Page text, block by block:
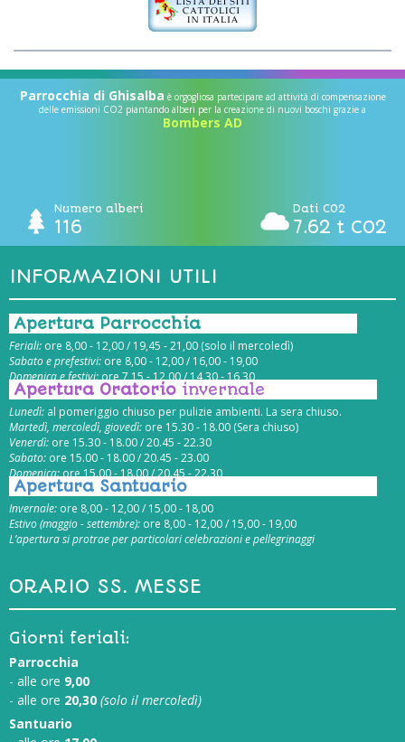
Parrocchia di Ghisalba è orgogliosa partecipare ad attività di compensazione
delle emissioni CO2 piantando alberi per la creazione di nuovi boschi grazie a
Bombers AD
Numero alberi
116
Dati CO2
7.62 t CO2
INFORMAZIONI UTILI
Apertura Parrocchia
Feriali: ore 8,00 - 12,00 / 19,45 - 21,00 (solo il mercoledì)
Sabato e prefestivi: ore 8,00 - 12,00 / 16,00 - 19,00
Domenica e festivi:ore 7,15 - 12,00 / 14,30 - 16,30
Apertura Oratorio invernale
Lunedì: al pomeriggio chiuso per pulizie ambienti. La sera chiuso.
Martedì, mercoledì, giovedì: ore 15.30 - 18.00 (Sera chiuso)
Venerdì: ore 15.30 - 18.00 / 20.45 - 22.30
Sabato: ore 15.00 - 18.00 / 20.45 - 23.00
Domenica:ore 15.00 - 18.00 / 20.45 - 22.30
Apertura Santuario
Invernale: ore 8,00 - 12,00 / 15,00 - 18,00
Estivo (maggio - settembre): ore 8,00 - 12,00 / 15,00 - 19,00
L’apertura si protrae per particolari celebrazioni e pellegrinaggi
ORARIO SS. MESSE
Giorni feriali:
Parrocchia
- alle ore 9,00
- alle ore 20,30 (solo il mercoledì)
Santuario